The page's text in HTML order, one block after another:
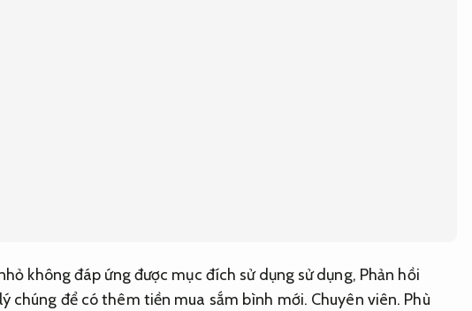
không đáp ứng được mục đích sử dụng sử dụng, Phản hồi
chúng để có thêm tiền mua sắm bình mới. Chuyên viên. Phù